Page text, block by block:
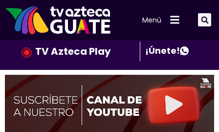
Menú
TV Azteca Play ¡Únete!